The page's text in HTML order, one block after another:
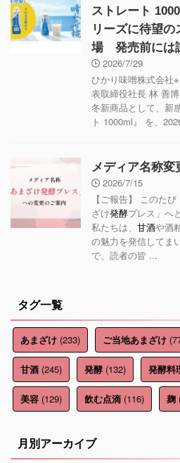
ストレート
リーズに待望
場 発売前には
2026/7/29
ひかり味噌株式会社
表取締役社長 林 善
冬新商品として、新
ト 1000ml』 を、
メディア名称変
2026/7/15
【ご報告】 このた
ざけ発酵プレス」へ
私たちは、 甘酒や酒
の魅力を発信してま
で、読者の皆 ...
タグ一覧
あまざけ (233) ご当地あまざけ
甘酒 (245) 発酵(132) 発酵料
美容 (129) 飲む点滴 (116) 麹
月別アーカイブ